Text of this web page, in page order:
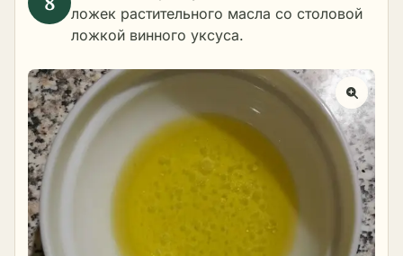
ложек растительного масла со столовой
ложкой винного уксуса.